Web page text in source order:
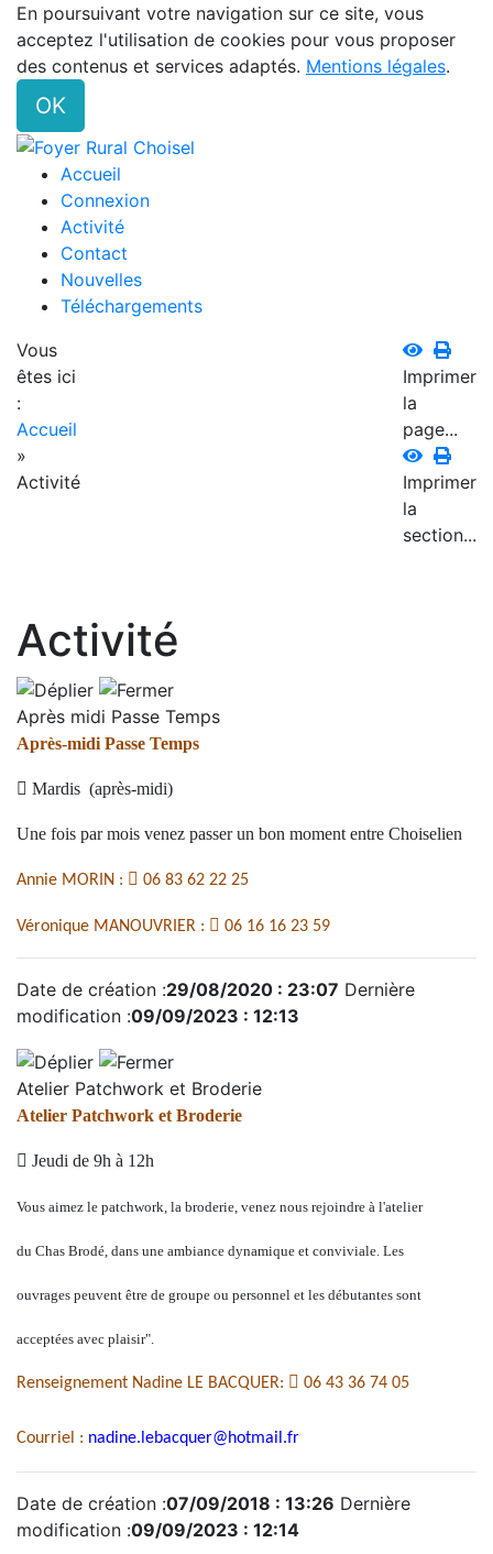
En poursuivant votre navigation sur ce site, vous
acceptez l'utilisation de cookies pour vous proposer
des contenus et services adaptés. Mentions légales.
OK
Accueil
Connexion
Activité
Contact
Nouvelles
Téléchargements
Vous
êtes ici
:
Accueil
»
Activité
Imprimer
la
page...
Imprimer
la
section...
Activité
Après midi Passe Temps
Après-midi Passe Temps
 Mardis (après-midi)
Une fois par mois venez passer un bon moment entre Choiselien
Annie MORIN :  06 83 62 22 25
Véronique MANOUVRIER :  06 16 16 23 59
Date de création :29/08/2020 : 23:07 Dernière
modification :09/09/2023 : 12:13
Atelier Patchwork et Broderie
Atelier Patchwork et Broderie
 Jeudi de 9h à 12h
Vous aimez le patchwork, la broderie, venez nous rejoindre à l'atelier
du Chas Brodé, dans une ambiance dynamique et conviviale. Les
ouvrages peuvent être de groupe ou personnel et les débutantes sont
acceptées avec plaisir".
Renseignement Nadine LE BACQUER:  06 43 36 74 05
Courriel : nadine.lebacquer@hotmail.fr
Date de création :07/09/2018 : 13:26 Dernière
modification :09/09/2023 : 12:14